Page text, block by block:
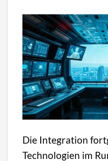
Die Integration
Technologien im